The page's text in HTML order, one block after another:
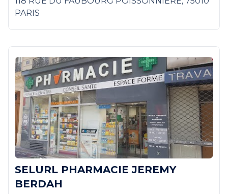
PARIS
SELURL PHARMACIE JEREMY
BERDAH